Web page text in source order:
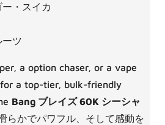
・スイカ
ツ
a option chaser, or a vape
a top-tier, bulk-friendly
Bang ブレイズ 60K シーシャ
らかでパワフル、そして感動を